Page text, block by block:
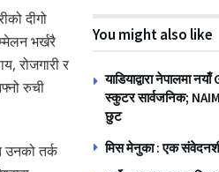
You might also like
याडियाद्वारा नेपालमा
स्कुटर सार्वजनिक;
छुट
मिस मेनुका : एक
दीगो
भर्खरै
रोजगारी र
रुची
उनको तर्क